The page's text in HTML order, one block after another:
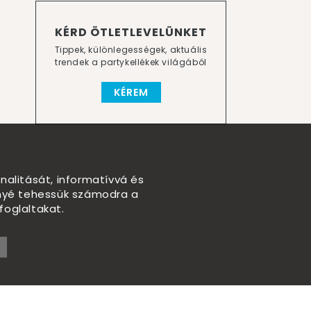
KÉRD ÖTLETLEVELÜNKET
Tippek, különlegességek, aktuális
trendek a partykellékek világából
KÉREM
informatívvá és
tehessük számodra a